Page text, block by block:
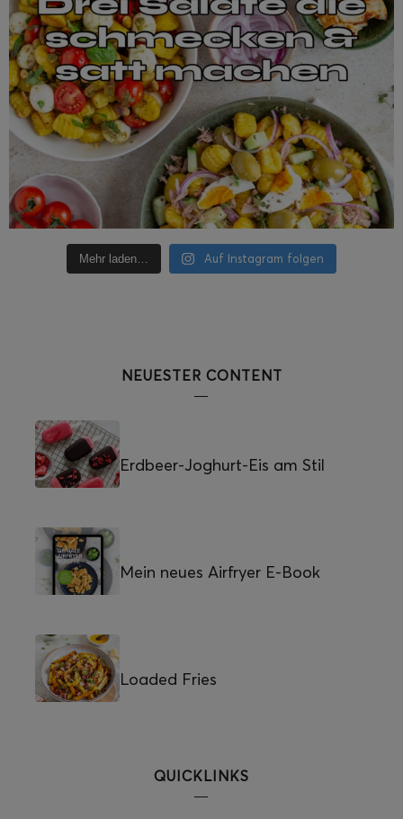
Mehr laden… Auf Instagram folgen
NEUESTER CONTENT
Erdbeer-Joghurt-Eis am Stil
Mein neues Airfryer E-Book
Loaded Fries
QUICKLINKS